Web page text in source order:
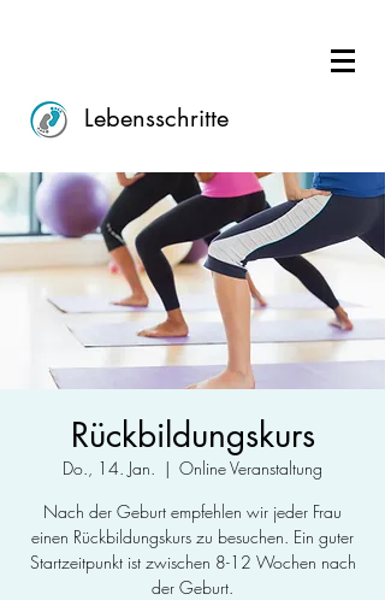
Lebensschritte
Rückbildungskurs
Do., 14. Jan.
  |
Online Veranstaltung
Nach der Geburt empfehlen wir jeder Frau
einen Rückbildungskurs zu besuchen. Ein guter
Startzeitpunkt ist zwischen 8-12 Wochen nach
der Geburt.